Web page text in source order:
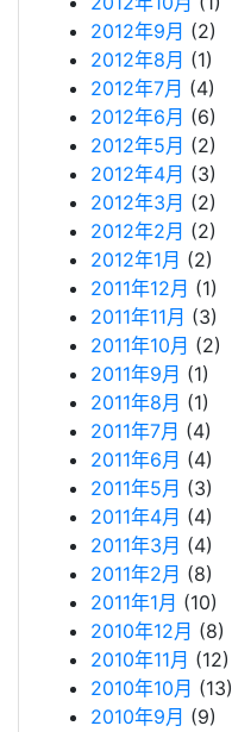
2012年9月 (2)
2012年8月 (1)
2012年7月 (4)
2012年6月 (6)
2012年5月 (2)
2012年4月 (3)
2012年3月 (2)
2012年2月 (2)
2012年1月 (2)
2011年12月 (1)
2011年11月 (3)
2011年10月 (2)
2011年9月 (1)
2011年8月 (1)
2011年7月 (4)
2011年6月 (4)
2011年5月 (3)
2011年4月 (4)
2011年3月 (4)
2011年2月 (8)
2011年1月 (10)
2010年12月 (8)
2010年11月 (12)
2010年10月 (13)
2010年9月 (9)